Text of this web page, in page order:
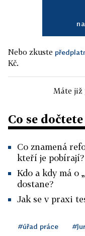
Nebo zkuste
Kč.
Máte již
Co se
Co znamená
kteří je pobírají?
Kdo a kdy má o
dostane?
Jak se v praxi
#úřad práce